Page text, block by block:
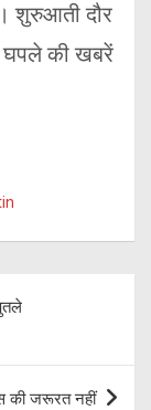
शुरुआती दौर
घपले की खबरें
की जरूरत नहीं